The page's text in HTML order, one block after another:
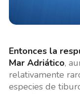
Entonces la
Mar Adriático,
relativamente
especies de